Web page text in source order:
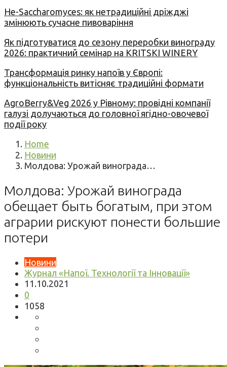
Не-Saccharomyces: як нетрадиційні дріжджі
змінюють сучасне пивоваріння
Як підготуватися до сезону переробки винограду
2026: практичний семінар на KRITSKI WINERY
Трансформація ринку напоїв у Європі:
функціональність витісняє традиційні формати
AgroBerry&Veg 2026 у Рівному: провідні компанії
галузі долучаються до головної ягідно-овочевої
події року
Home
Новини
Молдова: Урожай винограда…
Молдова: Урожай винограда
обещает быть богатым, при этом
аграрии рискуют понести большие
потери
Новини
Журнал «Напої. Технології та Інновації»
11.10.2021
0
1058